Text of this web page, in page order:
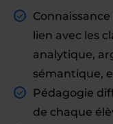
lien avec les
analytique,
sémantique,
Pédagogie
de chaque